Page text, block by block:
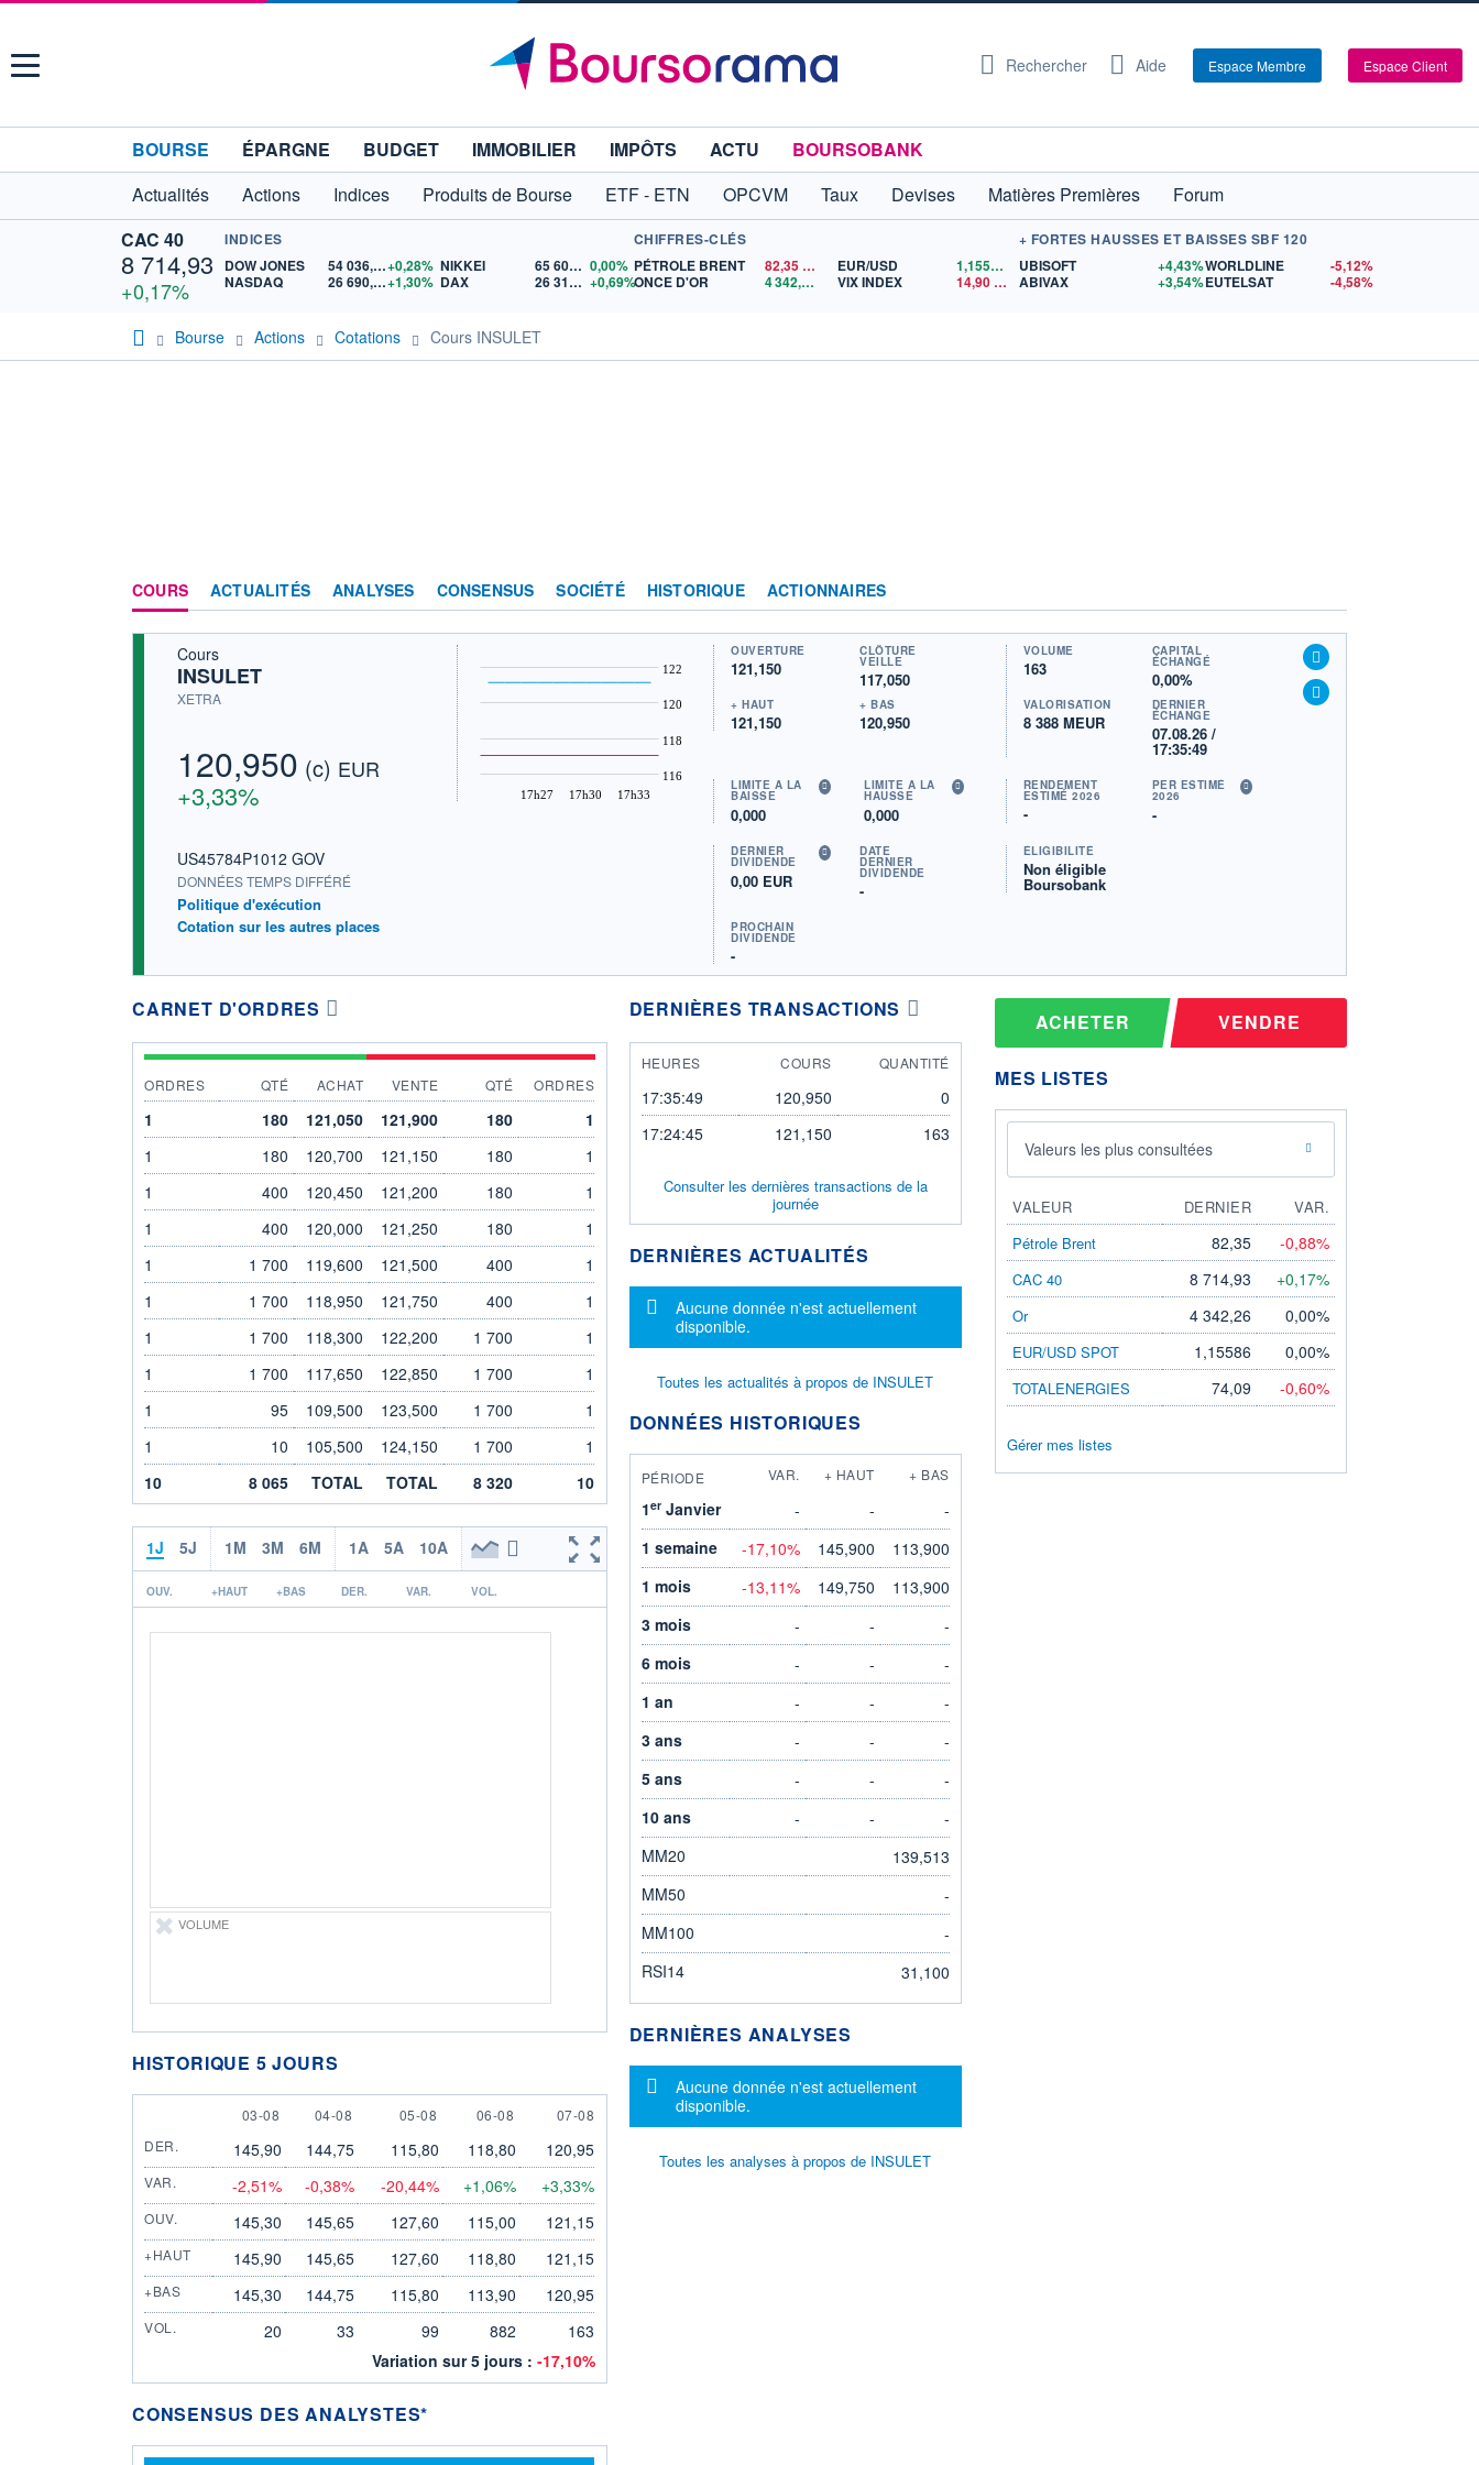
Menu Rechercher Aide Espace Membre Espace Client
BOURSE ÉPARGNE BUDGET IMMOBILIER IMPÔTS ACTU
BOURSOBANK
Actualités
Actions Indices Produits de Bourse ETF - ETN OPCVM Taux Devises Matières Premières
Forum
CAC 40
8 714,93
+0,17%
INDICES
DOW JONES
54 036,93+0,28%
NASDAQ
26 690,62+1,30%
NIKKEI 65 606,71 0,00%
DAX
26 319,45 +0,69%
CHIFFRES-CLÉS
PÉTROLE BRENT
82,35$US
ONCE D'OR
4 342,26 $US
EUR/USD 1,1559$US
VIX INDEX
14,90
+ FORTES HAUSSES ET BAISSES SBF 120
UBISOFT
+4,43%
ABIVAX
+3,54%
WORLDLINE
-5,12%
EUTELSAT
-4,58%
Bourse Actions Cotations Cours INSULET
COURS ACTUALITÉS ANALYSES CONSENSUS SOCIÉTÉ HISTORIQUE ACTIONNAIRES
Cours
INSULET
XETRA
120,950 (c) EUR
+3,33%
US45784P1012 GOV
DONNÉES TEMPS DIFFÉRÉ
Politique d'exécution
Cotation sur les autres places
17h27 17h30 17h33
116
118
120
122
OUVERTURE
121,150
CLÔTURE
VEILLE
117,050
+ HAUT
121,150
+ BAS
120,950
VOLUME
163
CAPITAL
ÉCHANGÉ
0,00%
VALORISATION
8 388 MEUR
DERNIER
ÉCHANGE
07.08.26 /
17:35:49
LIMITE À LA
BAISSE
0,000
LIMITE À LA
HAUSSE
0,000
RENDEMENT
ESTIMÉ 2026
-
PER ESTIMÉ
2026
-
DERNIER
DIVIDENDE
0,00 EUR
DATE
DERNIER
DIVIDENDE
-
PROCHAIN
DIVIDENDE
-
ÉLIGIBILITÉ
Non éligible
Boursobank
CARNET D'ORDRES
ORDRES QTÉ ACHAT VENTE QTÉ ORDRES
1 180 121,050 121,900 180
1
1
180 120,700 121,150 180
1
1
400 120,450 121,200 180
1
1
400 120,000 121,250 180
1
1
1 700 119,600 121,500 400
1
1
1 700 118,950 121,750 400
1
1
1 700 118,300 122,200 1 700
1
1
1 700 117,650 122,850 1 700
1
1
95 109,500 123,500 1 700
1
1
10 105,500 124,150 1 700
1
10
8 065 TOTAL TOTAL 8 320 10
1J 5J 1M 3M 6M 1A 5A 10A
OUV. +HAUT +BAS DER. VAR. VOL.
VOLUME
HISTORIQUE 5 JOURS
3 AUGUST
03-08 4 AUGUST
04-08 5 AUGUST
05-08 6 AUGUST
06-08 7 AUGUST
07-08
DER.
145,90 144,75 115,80 118,80 120,95
VAR. -2,51% -0,38% -20,44% +1,06% +3,33%
OUV. 145,30 145,65 127,60 115,00 121,15
+HAUT 145,90 145,65 127,60 118,80 121,15
+BAS 145,30 144,75 115,80 113,90 120,95
VOL. 20 33 99 882
163
Variation sur 5 jours : -17,10%
CONSENSUS DES ANALYSTES*
DERNIÈRES TRANSACTIONS
HEURES COURS QUANTITÉ
17:35:49 120,950
0
17:24:45
121,150 163
Consulter les dernières transactions de la
journée
DERNIÈRES ACTUALITÉS
Message d'information
Aucune donnée n'est actuellement
disponible.
Toutes les actualités à propos de INSULET
DONNÉES HISTORIQUES
PÉRIODE VAR. + HAUT + BAS
1erJanvier - -
-
1 semaine
-17,10% 145,900
113,900
1 mois
-13,11% 149,750
113,900
3 mois
- -
-
6 mois
- -
-
1 an
- -
-
3 ans
- -
-
5 ans
- -
-
10 ans
- -
-
MM20
139,513
MM50
-
MM100
-
RSI14
31,100
DERNIÈRES ANALYSES
Message d'information
Aucune donnée n'est actuellement
disponible.
Toutes les analyses à propos de INSULET
ACHETER VENDRE
MES LISTES
Valeurs les plus consultées
VALEUR DERNIER
VAR.
Pétrole Brent
82,35 -0,88%
CAC 40 8 714,93 +0,17%
Or 4 342,26 0,00%
EUR/USD SPOT 1,15586 0,00%
TOTALENERGIES 74,09 -0,60%
Gérer mes listes